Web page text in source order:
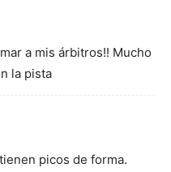
a mis árbitros!! Mucho
la pista
picos de forma.